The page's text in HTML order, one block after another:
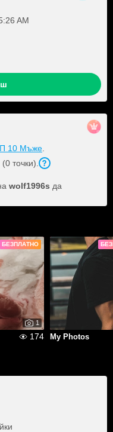
AM
10 Мъже
(0 точки).
wolf1996s да
БЕЗПЛАТНО
1
174 My Photos